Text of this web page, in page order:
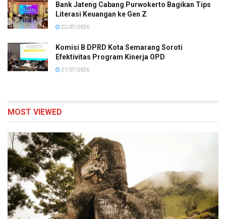
Bank Jateng Cabang Purwokerto Bagikan Tips
Literasi Keuangan ke Gen Z
22/07/2026
Komisi B DPRD Kota Semarang Soroti
Efektivitas Program Kinerja OPD
21/07/2026
MOST VIEWED